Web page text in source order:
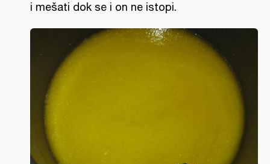
i mešati dok se i on ne istopi.